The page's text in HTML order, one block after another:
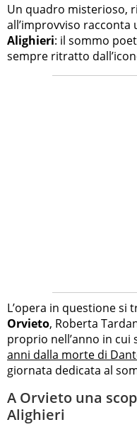
Un quadro misterioso,
all’improvviso
Alighieri: il sommo
sempre ritratto
L’opera in questione si
Orvieto, Roberta
proprio nell’anno in cui
anni dalla morte di
giornata dedicata al
A Orvieto una
Alighieri